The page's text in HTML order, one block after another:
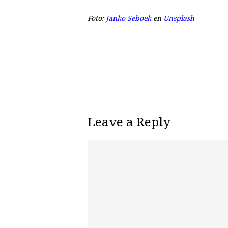
Foto: Janko Seboeken Unsplash
Leave a Reply